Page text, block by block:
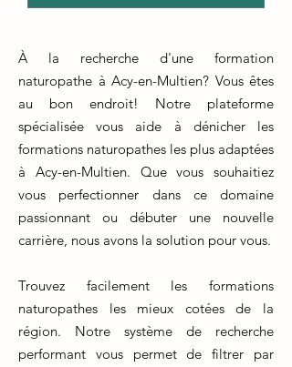
À la recherche d'une formation
naturopathe à Acy-en-Multien? Vous êtes
au bon endroit! Notre plateforme
spécialisée vous aide à dénicher les
formations naturopathes les plus adaptées
à Acy-en-Multien. Que vous souhaitiez
vous perfectionner dans ce domaine
passionnant ou débuter une nouvelle
carrière, nous avons la solution pour vous.
Trouvez facilement les formations
naturopathes les mieux cotées de la
région. Notre système de recherche
performant vous permet de filtrer par